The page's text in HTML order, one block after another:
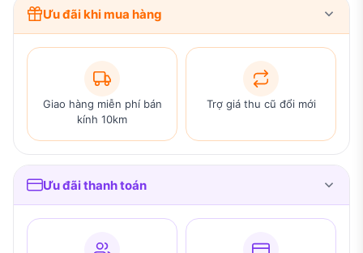
Ưu đãi khi mua hàng
Giao hàng miễn phí bán
kính 10km
Trợ giá thu cũ đổi mới
Ưu đãi thanh toán